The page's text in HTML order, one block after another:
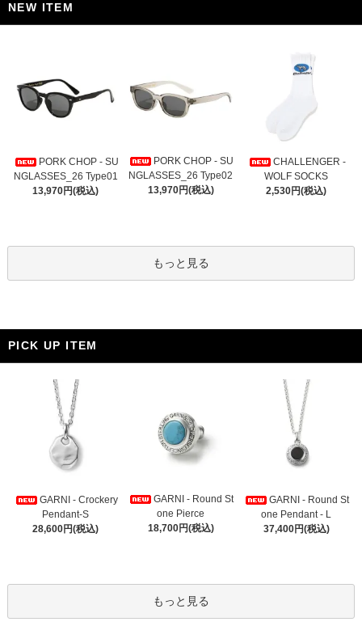
NEW ITEM
PORK CHOP - SU
NGLASSES_26 Type01
13,970円(税込)
PORK CHOP - SU
NGLASSES_26 Type02
13,970円(税込)
CHALLENGER -
WOLF SOCKS
2,530円(税込)
もっと見る
PICK UP ITEM
GARNI - Crockery
Pendant-S
28,600円(税込)
GARNI - Round St
one Pierce
18,700円(税込)
GARNI - Round St
one Pendant - L
37,400円(税込)
もっと見る